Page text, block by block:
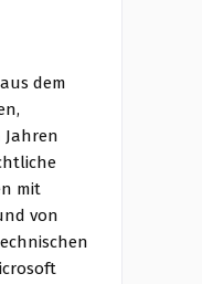
dem
mit
von